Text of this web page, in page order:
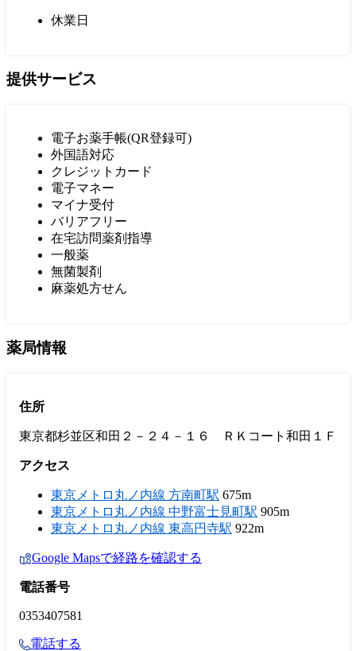
休業日
提供サービス
電子お薬手帳(QR登録可)
外国語対応
クレジットカード
電子マネー
マイナ受付
バリアフリー
在宅訪問薬剤指導
一般薬
無菌製剤
麻薬処方せん
薬局情報
住所
東京都杉並区和田２－２４－１６ ＲＫコート和田１Ｆ
アクセス
東京メトロ丸ノ内線 方南町駅 675m
東京メトロ丸ノ内線 中野富士見町駅 905m
東京メトロ丸ノ内線 東高円寺駅 922m
Google Mapsで経路を確認する
電話番号
0353407581
電話する